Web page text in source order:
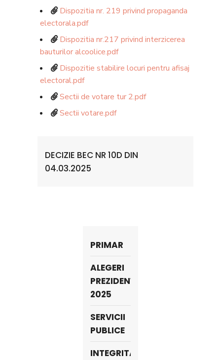
Dispozitia nr. 219 privind propaganda
electorala.pdf
Dispozitia nr.217 privind interzicerea
bauturilor alcoolice.pdf
Dispozitie stabilire locuri pentru afisaj
electoral.pdf
Sectii de votare tur 2.pdf
Sectii votare.pdf
DECIZIE BEC NR 10D DIN
04.03.2025
PRIMAR
ALEGERI
PREZIDENȚIALE
2025
SERVICII
PUBLICE
INTEGRITATE